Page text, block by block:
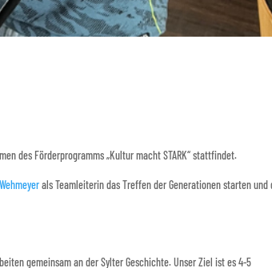
des Förderprogramms „Kultur macht STARK“ stattfindet.
als Teamleiterin das Treffen der Generationen starten und
gemeinsam an der Sylter Geschichte. Unser Ziel ist es 4-5